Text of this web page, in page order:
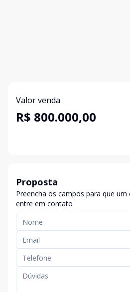
Valor venda
R$ 800.000,00
Proposta
Preencha os campos para que um
entre em contato